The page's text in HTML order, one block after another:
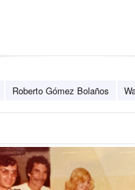
Roberto Gómez Bolaños